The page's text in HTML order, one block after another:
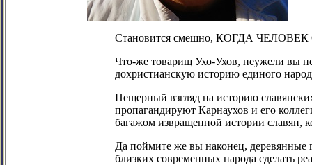
Становится смешно, КОГДА ЧЕЛОВЕК
Что-же товарищ Ухо-Ухов, неужели вы
дохристианскую историю единого
Пещерный взгляд на историю
пропагандируют Карнаухов и его
багажом извращенной истории славян,
Да поймите же вы наконец, деревянные
близких современных народа сделать